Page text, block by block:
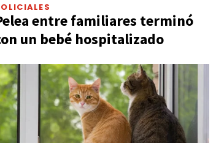
entre familiares terminó
un bebé hospitalizado